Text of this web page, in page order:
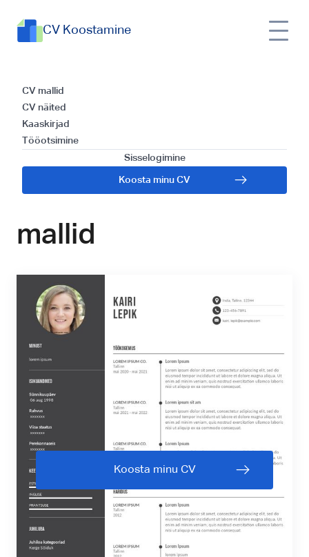
CV Koostamine
CV mallid
CV näited
Kaaskirjad
Tööotsimine
Sisselogimine
Koosta minu CV
Kuidas koostada
efektiivset CV-d
programmeerijale:
praktiline juhend ja
mallid
Koosta minu CV